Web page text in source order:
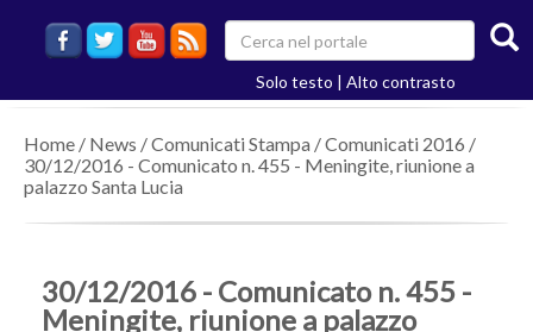
Solo testo Alto contrasto
Home / News /Comunicati Stampa /Comunicati 2016 /
30/12/2016 - Comunicato n. 455 - Meningite, riunione a
palazzo Santa Lucia
30/12/2016 - Comunicato n. 455 -
Meningite, riunione a palazzo